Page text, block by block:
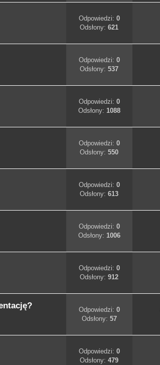
Odpowiedzi: 0
Odsłony:621
Odpowiedzi: 0
Odsłony:537
Odpowiedzi: 0
Odsłony: 1088
Odpowiedzi: 0
Odsłony:550
Odpowiedzi: 0
Odsłony:613
Odpowiedzi: 0
Odsłony: 1006
Odpowiedzi: 0
Odsłony:912
Odpowiedzi: 0
Odsłony: 57
Odpowiedzi: 0
Odsłony:479